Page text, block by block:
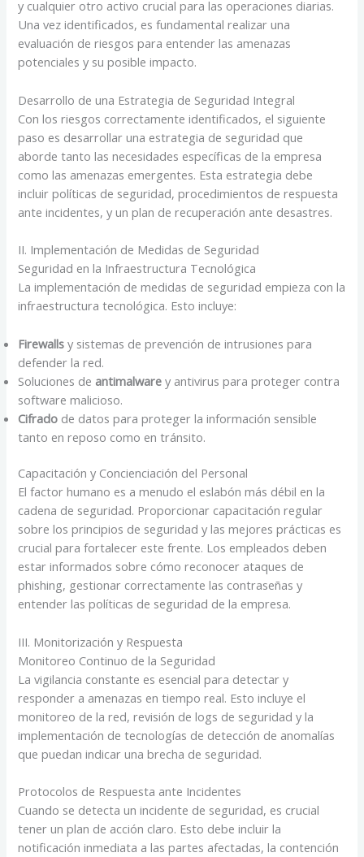
y cualquier otro activo crucial para las operaciones diarias.
Una vez identificados, es fundamental realizar una
evaluación de riesgos para entender las amenazas
potenciales y su posible impacto.
Desarrollo de una Estrategia de Seguridad Integral
Con los riesgos correctamente identificados, el siguiente
paso es desarrollar una estrategia de seguridad que
aborde tanto las necesidades específicas de la empresa
como las amenazas emergentes. Esta estrategia debe
incluir políticas de seguridad, procedimientos de respuesta
ante incidentes, y un plan de recuperación ante desastres.
II. Implementación de Medidas de Seguridad
Seguridad en la Infraestructura Tecnológica
La implementación de medidas de seguridad empieza con la
infraestructura tecnológica. Esto incluye:
Firewalls y sistemas de prevención de intrusiones para
defender la red.
Soluciones de antimalware y antivirus para proteger contra
software malicioso.
Cifrado de datos para proteger la información sensible
tanto en reposo como en tránsito.
Capacitación y Concienciación del Personal
El factor humano es a menudo el eslabón más débil en la
cadena de seguridad. Proporcionar capacitación regular
sobre los principios de seguridad y las mejores prácticas es
crucial para fortalecer este frente. Los empleados deben
estar informados sobre cómo reconocer ataques de
phishing, gestionar correctamente las contraseñas y
entender las políticas de seguridad de la empresa.
III. Monitorización y Respuesta
Monitoreo Continuo de la Seguridad
La vigilancia constante es esencial para detectar y
responder a amenazas en tiempo real. Esto incluye el
monitoreo de la red, revisión de logs de seguridad y la
implementación de tecnologías de detección de anomalías
que puedan indicar una brecha de seguridad.
Protocolos de Respuesta ante Incidentes
Cuando se detecta un incidente de seguridad, es crucial
tener un plan de acción claro. Esto debe incluir la
notificación inmediata a las partes afectadas, la contención